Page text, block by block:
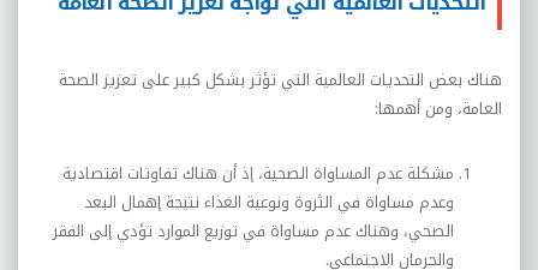
هناك بعض التحديات العالمية التي تؤثر بشكل كبير على تعزيز الصحة
العامة، ومن أهمها:
مشكلة عدم المساواة الصحية، إذ أن هناك تفاوتات اقتصادية
وعدم مساواة في الثروة ونوعية الغذاء نتيجة إهمال البعد
الصحي، وهناك عدم مساواة في توزيع الموارد تؤدي إلى الفقر
والحرمان الاجتماعي.